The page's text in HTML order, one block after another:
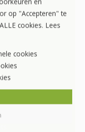
en
op "Accepteren" te
cookies. Lees
cookies